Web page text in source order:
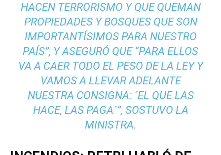
HACEN TERRORISMO Y QUE QUEMAN
PROPIEDADES Y BOSQUES QUE SON
IMPORTANTÍSIMOS PARA NUESTRO
PAÍS”, Y ASEGURÓ QUE “PARA ELLOS
VA A CAER TODO EL PESO DE LA LEY Y
VAMOS A LLEVAR ADELANTE
NUESTRA CONSIGNA: ´EL QUE LAS
HACE, LAS PAGA´”, SOSTUVO LA
MINISTRA.